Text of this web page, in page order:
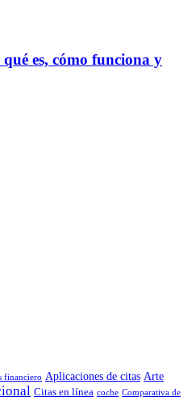
es, cómo funciona y
financiero Aplicaciones de citas Arte
Citas en línea coche Comparativa de